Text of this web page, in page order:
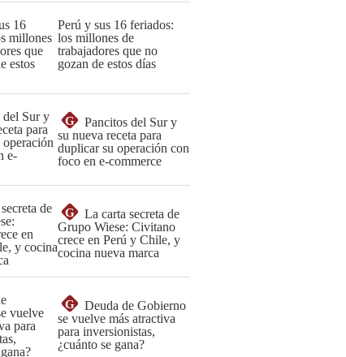
Perú y sus 16 feriados:
los millones de
trabajadores que no
gozan de estos días
G
Pancitos del Sur y
su nueva receta para
duplicar su operación con
foco en e-commerce
G
La carta secreta de
Grupo Wiese: Civitano
crece en Perú y Chile, y
cocina nueva marca
G
Deuda de Gobierno
se vuelve más atractiva
para inversionistas,
¿cuánto se gana?